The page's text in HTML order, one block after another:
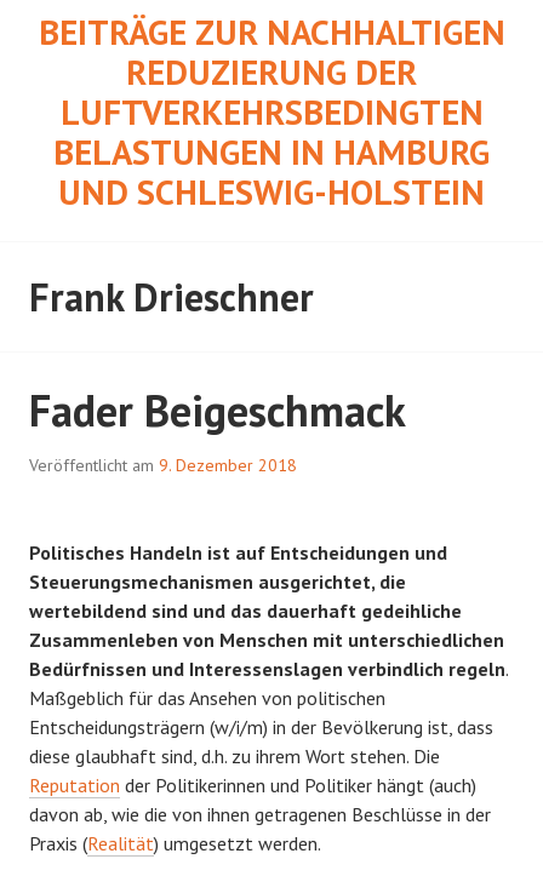
BEITRÄGE ZUR NACHHALTIGEN
REDUZIERUNG DER
LUFTVERKEHRSBEDINGTEN
BELASTUNGEN IN HAMBURG
UND SCHLESWIG-HOLSTEIN
Frank Drieschner
Fader Beigeschmack
Veröffentlicht am 9. Dezember 2018
Politisches Handeln ist auf Entscheidungen und
Steuerungsmechanismen ausgerichtet, die
wertebildend sind und das dauerhaft gedeihliche
Zusammenleben von Menschen mit unterschiedlichen
Bedürfnissen und Interessenslagen verbindlich regeln.
Maßgeblich für das Ansehen von politischen
Entscheidungsträgern (w/i/m) in der Bevölkerung ist, dass
diese glaubhaft sind, d.h. zu ihrem Wort stehen. Die
Reputation der Politikerinnen und Politiker hängt (auch)
davon ab, wie die von ihnen getragenen Beschlüsse in der
Praxis (Realität) umgesetzt werden.